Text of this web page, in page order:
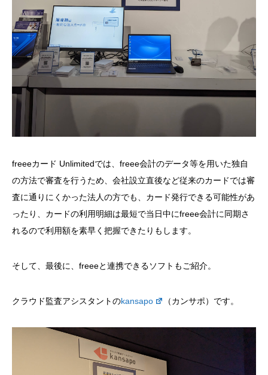
freeeカード Unlimitedでは、freee会計のデータ等を用いた独自
の方法で審査を行うため、会社設立直後など従来のカードでは審
査に通りにくかった法人の方でも、カード発行できる可能性があ
ったり、カードの利用明細は最短で当日中にfreee会計に同期さ
れるので利用額を素早く把握できたりもします。
そして、最後に、freeeと連携できるソフトもご紹介。
クラウド監査アシスタントのkansapo （カンサポ）です。